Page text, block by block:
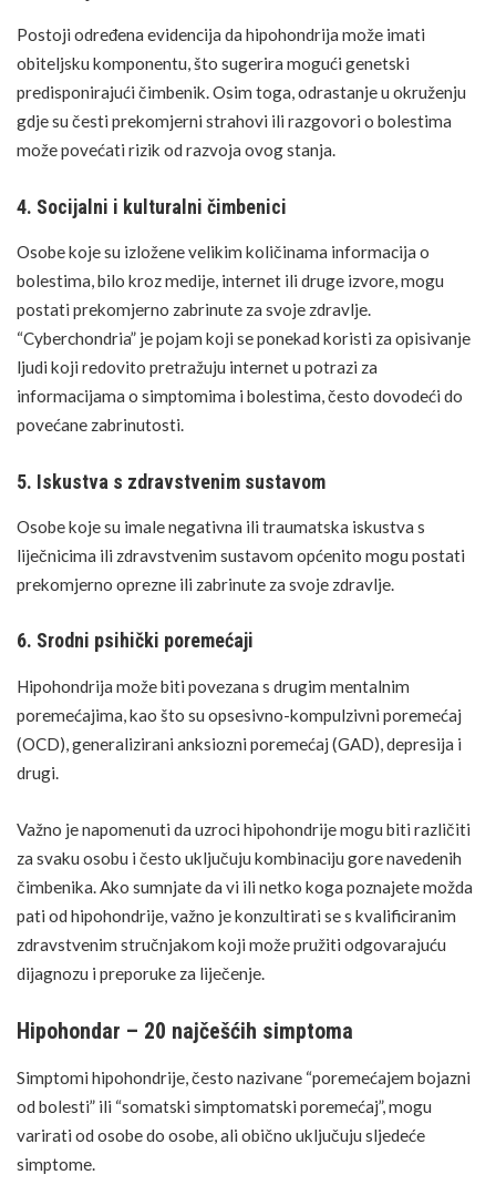
Postoji određena evidencija da hipohondrija može imati
obiteljsku komponentu, što sugerira mogući genetski
predisponirajući čimbenik. Osim toga, odrastanje u okruženju
gdje su česti prekomjerni strahovi ili razgovori o bolestima
može povećati rizik od razvoja ovog stanja.
4. Socijalni i kulturalni čimbenici
Osobe koje su izložene velikim količinama informacija o
bolestima, bilo kroz medije, internet ili druge izvore, mogu
postati prekomjerno zabrinute za svoje zdravlje.
“Cyberchondria” je pojam koji se ponekad koristi za opisivanje
ljudi koji redovito pretražuju internet u potrazi za
informacijama o simptomima i bolestima, često dovodeći do
povećane zabrinutosti.
5. Iskustva s zdravstvenim sustavom
Osobe koje su imale negativna ili traumatska iskustva s
liječnicima ili zdravstvenim sustavom općenito mogu postati
prekomjerno oprezne ili zabrinute za svoje zdravlje.
6. Srodni psihički poremećaji
Hipohondrija može biti povezana s drugim mentalnim
poremećajima, kao što su opsesivno-kompulzivni poremećaj
(OCD), generalizirani anksiozni poremećaj (GAD), depresija i
drugi.
Važno je napomenuti da uzroci hipohondrije mogu biti različiti
za svaku osobu i često uključuju kombinaciju gore navedenih
čimbenika. Ako sumnjate da vi ili netko koga poznajete možda
pati od hipohondrije, važno je konzultirati se s kvalificiranim
zdravstvenim stručnjakom koji može pružiti odgovarajuću
dijagnozu i preporuke za liječenje.
Hipohondar – 20 najčešćih simptoma
Simptomi hipohondrije, često nazivane “poremećajem bojazni
od bolesti” ili “somatski simptomatski poremećaj”, mogu
varirati od osobe do osobe, ali obično uključuju sljedeće
simptome.